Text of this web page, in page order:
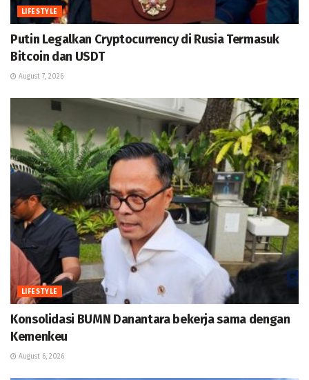
LIFESTYLE
Putin Legalkan Cryptocurrency di Rusia Termasuk
Bitcoin dan USDT
August 7, 2026
LIFESTYLE
Konsolidasi BUMN Danantara bekerja sama dengan
Kemenkeu
August 6, 2026